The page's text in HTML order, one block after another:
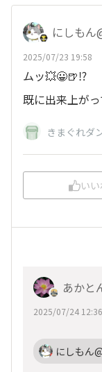
にしもん
2025/07/23 19:58
ムッ💥😀🍺⁉️
既に出来上が
きまぐれダ
い
あかと
2025/07/24 12:36
にしもん